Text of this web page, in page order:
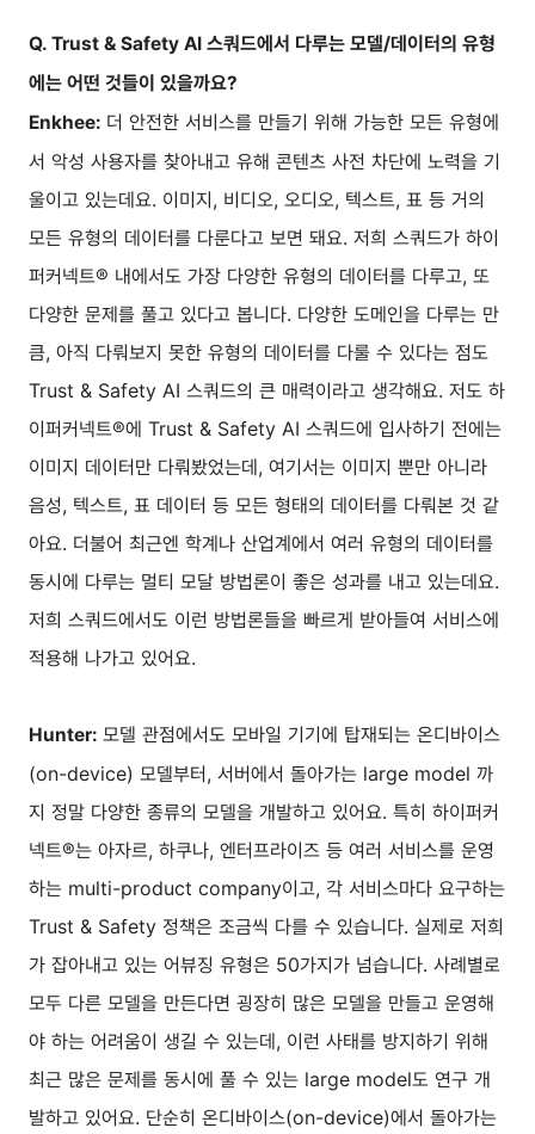
Q. Trust & Safety AI 스쿼드에서 다루는 모델/데이터의 유형
에는 어떤 것들이 있을까요?
Enkhee: 더 안전한 서비스를 만들기 위해 가능한 모든 유형에
서 악성 사용자를 찾아내고 유해 콘텐츠 사전 차단에 노력을 기
울이고 있는데요. 이미지, 비디오, 오디오, 텍스트, 표 등 거의
모든 유형의 데이터를 다룬다고 보면 돼요. 저희 스쿼드가 하이
퍼커넥트® 내에서도 가장 다양한 유형의 데이터를 다루고, 또
다양한 문제를 풀고 있다고 봅니다. 다양한 도메인을 다루는 만
큼, 아직 다뤄보지 못한 유형의 데이터를 다룰 수 있다는 점도
Trust & Safety AI 스쿼드의 큰 매력이라고 생각해요. 저도 하
이퍼커넥트®에 Trust & Safety AI 스쿼드에 입사하기 전에는
이미지 데이터만 다뤄봤었는데, 여기서는 이미지 뿐만 아니라
음성, 텍스트, 표 데이터 등 모든 형태의 데이터를 다뤄본 것 같
아요. 더불어 최근엔 학계나 산업계에서 여러 유형의 데이터를
동시에 다루는 멀티 모달 방법론이 좋은 성과를 내고 있는데요.
저희 스쿼드에서도 이런 방법론들을 빠르게 받아들여 서비스에
적용해 나가고 있어요.
Hunter: 모델 관점에서도 모바일 기기에 탑재되는 온디바이스
(on-device) 모델부터, 서버에서 돌아가는 large model 까
지 정말 다양한 종류의 모델을 개발하고 있어요. 특히 하이퍼커
넥트®는 아자르, 하쿠나, 엔터프라이즈 등 여러 서비스를 운영
하는 multi-product company이고, 각 서비스마다 요구하는
Trust & Safety 정책은 조금씩 다를 수 있습니다. 실제로 저희
가 잡아내고 있는 어뷰징 유형은 50가지가 넘습니다. 사례별로
모두 다른 모델을 만든다면 굉장히 많은 모델을 만들고 운영해
야 하는 어려움이 생길 수 있는데, 이런 사태를 방지하기 위해
최근 많은 문제를 동시에 풀 수 있는 large model도 연구 개
발하고 있어요. 단순히 온디바이스(on-device)에서 돌아가는